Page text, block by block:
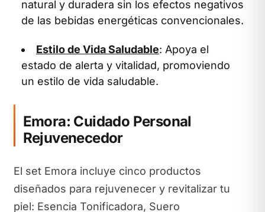
natural y duradera sin los efectos negativos
de las bebidas energéticas convencionales.
Estilo de Vida Saludable: Apoya el
estado de alerta y vitalidad, promoviendo
un estilo de vida saludable.
Emora: Cuidado Personal
Rejuvenecedor
El set Emora incluye cinco productos
diseñados para rejuvenecer y revitalizar tu
piel: Esencia Tonificadora, Suero